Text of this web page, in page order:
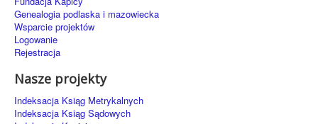
Genealogia podlaska i mazowiecka
Wsparcie projektów
Logowanie
Rejestracja
Nasze projekty
Indeksacja Ksiąg Metrykalnych
Indeksacja Ksiąg Sądowych